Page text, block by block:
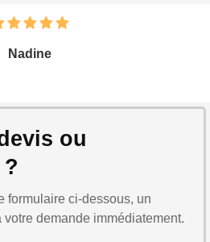
Nadine
ou
formulaire ci-dessous, un
demande immédiatement.